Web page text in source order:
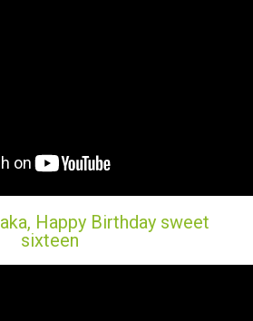
Happy Birthday sweet
sixteen